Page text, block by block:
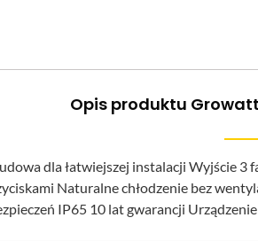
Opis produktu Growatt
dla łatwiejszej instalacji Wyjście
Naturalne chłodzenie bez
IP65 10 lat gwarancji